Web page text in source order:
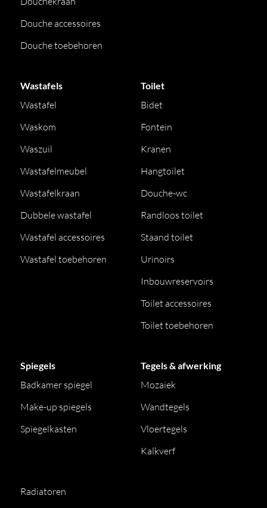
Douche accessoires
Douche toebehoren
Wastafels
Wastafel
Waskom
Waszuil
Wastafelmeubel
Wastafelkraan
Dubbele wastafel
Wastafel accessoires
Wastafel toebehoren
Toilet
Bidet
Fontein
Kranen
Hangtoilet
Douche-wc
Randloos toilet
Staand toilet
Urinoirs
Inbouwreservoirs
Toilet accessoires
Toilet toebehoren
Spiegels
Badkamer spiegel
Make-up spiegels
Spiegelkasten
Tegels & afwerking
Mozaiek
Wandtegels
Vloertegels
Kalkverf
Radiatoren